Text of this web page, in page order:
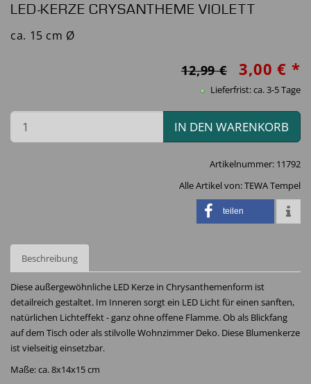
LED-KERZE CRYSANTHEME VIOLETT
ca. 15 cm Ø
12,99 € 3,00 € *
Lieferfrist: ca. 3-5 Tage
IN DEN WARENKORB
Artikelnummer: 11792
Alle Artikel von:TEWA Tempel
teilen
Beschreibung
Diese außergewöhnliche LED Kerze in Chrysanthemenform ist
detailreich gestaltet. Im Inneren sorgt ein LED Licht für einen sanften,
natürlichen Lichteffekt - ganz ohne offene Flamme. Ob als Blickfang
auf dem Tisch oder als stilvolle Wohnzimmer Deko. Diese Blumenkerze
ist vielseitig einsetzbar.
Maße: ca. 8x14x15 cm